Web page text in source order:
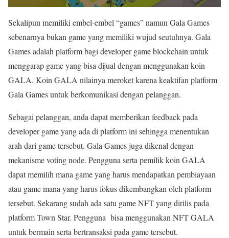
Sekalipun memiliki embel-embel “games” namun Gala Games
sebenarnya bukan game yang memiliki wujud seutuhnya. Gala
Games adalah platform bagi developer game blockchain untuk
menggarap game yang bisa dijual dengan menggunakan koin
GALA. Koin GALA nilainya meroket karena keaktifan platform
Gala Games untuk berkomunikasi dengan pelanggan.
Sebagai pelanggan, anda dapat memberikan feedback pada
developer game yang ada di platform ini sehingga menentukan
arah dari game tersebut. Gala Games juga dikenal dengan
mekanisme voting node. Pengguna serta pemilik koin GALA
dapat memilih mana game yang harus mendapatkan pembiayaan
atau game mana yang harus fokus dikembangkan oleh platform
tersebut. Sekarang sudah ada satu game NFT yang dirilis pada
platform Town Star. Pengguna bisa menggunakan NFT GALA
untuk bermain serta bertransaksi pada game tersebut.